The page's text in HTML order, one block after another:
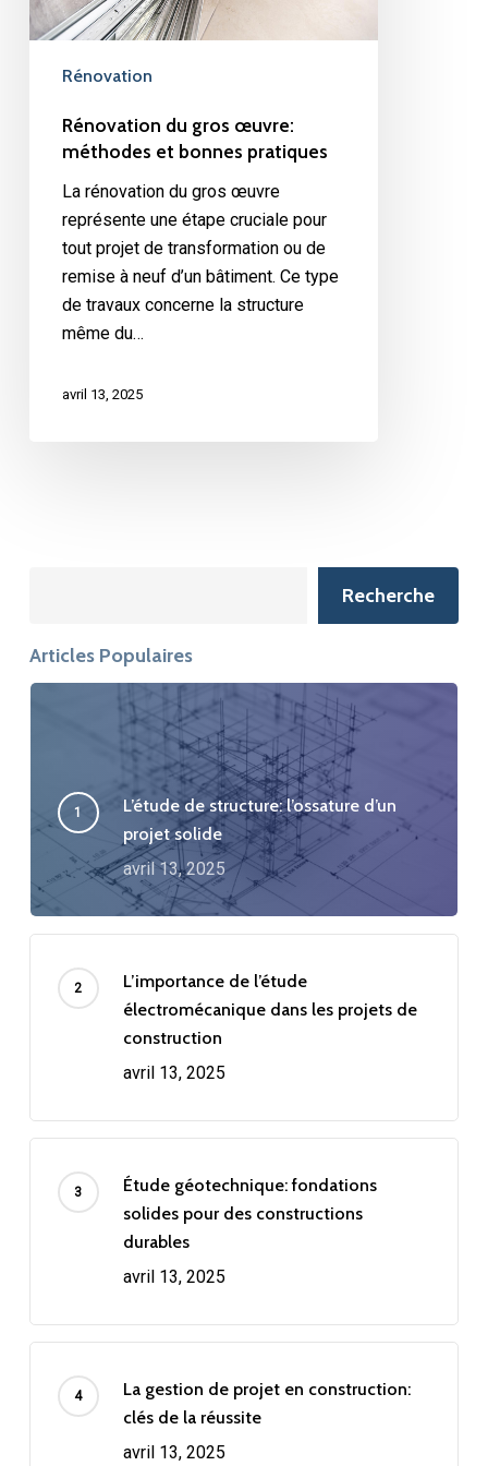
pratiques
Rénovation
Rénovation du gros œuvre:
méthodes et bonnes pratiques
La rénovation du gros œuvre
représente une étape cruciale pour
tout projet de transformation ou de
remise à neuf d’un bâtiment. Ce type
de travaux concerne la structure
même du…
avril 13, 2025
Recherche
Articles Populaires
L’étude de structure: l’ossature d’un
projet solide
avril 13, 2025
L’importance de l’étude
électromécanique dans les projets de
construction
avril 13, 2025
Étude géotechnique: fondations
solides pour des constructions
durables
avril 13, 2025
La gestion de projet en construction:
clés de la réussite
avril 13, 2025